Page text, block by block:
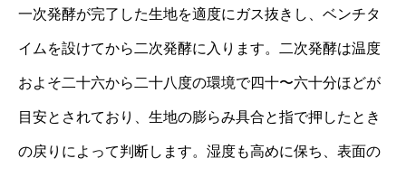
一次発酵が完了した生地を適度にガス抜きし、ベンチタ
イムを設けてから二次発酵に入ります。二次発酵は温度
およそ二十六から二十八度の環境で四十〜六十分ほどが
目安とされており、生地の膨らみ具合と指で押したとき
の戻りによって判断します。湿度も高めに保ち、表面の